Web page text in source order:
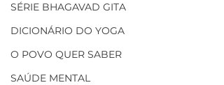
SÉRIE BHAGAVAD GITA
DICIONÁRIO DO YOGA
O POVO QUER SABER
SAÚDE MENTAL